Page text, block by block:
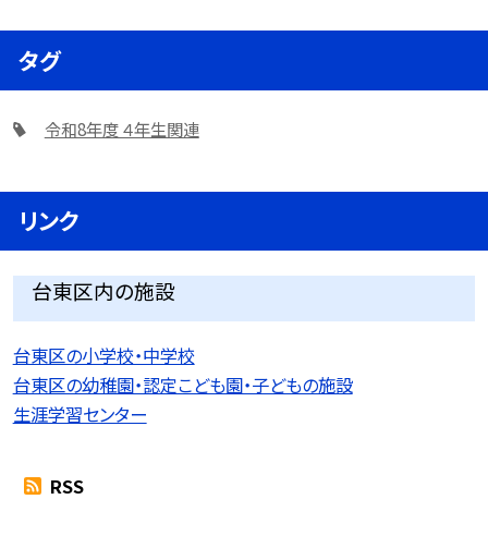
タグ
令和8年度 ４年生関連
リンク
台東区内の施設
台東区の小学校・中学校
台東区の幼稚園・認定こども園・子どもの施設
生涯学習センター
RSS